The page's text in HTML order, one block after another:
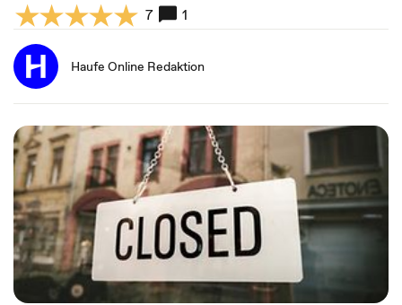
7
1
Haufe Online Redaktion